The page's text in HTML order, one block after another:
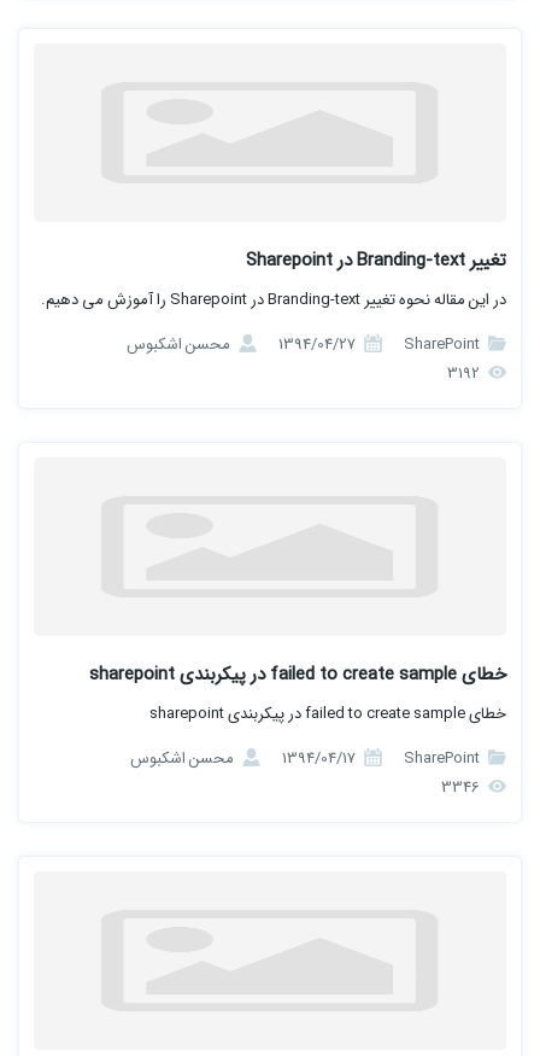
تغییر Branding-text در Sharepoint
در این مقاله نحوه تغییر Branding-text در Sharepoint را آموزش می دهیم.
محسن اشکبوس
خطای failed to create sample در پیکربندی sharepoint
خطای failed to create sample در پیکربندی sharepoint
محسن اشکبوس